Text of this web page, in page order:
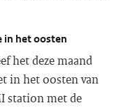
in het oosten
het deze maand
in het oosten van
station met de